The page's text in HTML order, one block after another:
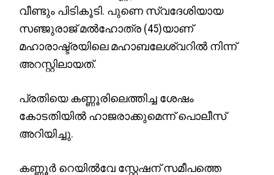
വീണ്ടും പിടികൂടി. പുണെ സ്വദേശിയായ
സഞ്ജുരാജ് മൽഹോത്ര (45)യാണ്
മഹാരാഷ്ട്രയിലെ മഹാബലേശ്വറിൽ നിന്ന്
അറസ്റ്റിലായത്.
പ്രതിയെ കണ്ണൂരിലെത്തിച്ച ശേഷം
കോടതിയിൽ ഹാജരാക്കുമെന്ന് പൊലീസ്
അറിയിച്ചു.
കണ്ണൂർ റെയിൽവേ സ്റ്റേഷന് സമീപത്തെ